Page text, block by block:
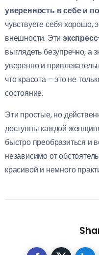
уверенность в себе и
чувствуете себя хорошо,
внешности. Эти
выглядеть безупречно, а
уверенно и
что красота – это не
состояние.
Эти простые, но
доступны каждой
быстро преобразиться и
независимо от
красивой и немного